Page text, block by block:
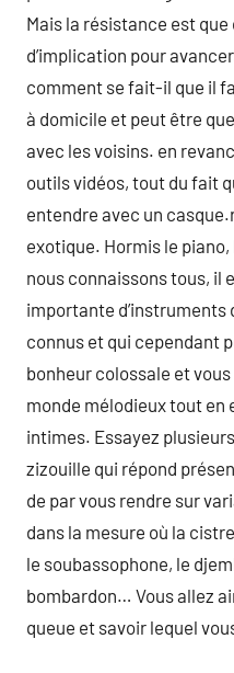
Mais la résistance est
d’implication pour
comment se fait-il que il
à domicile et peut être
avec les voisins. en
outils vidéos, tout du fait
entendre avec un
exotique. Hormis le
nous connaissons tous, il
importante d’instruments
connus et qui cependant
bonheur colossale et
monde mélodieux tout
intimes. Essayez
zizouille qui répond
de par vous rendre sur
dans la mesure où la
le soubassophone, le
bombardon… Vous allez
queue et savoir lequel